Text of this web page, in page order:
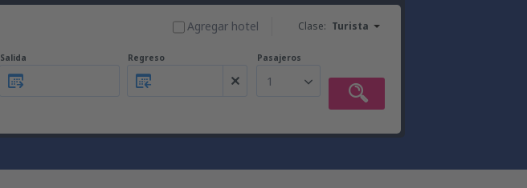
Clase: Turista
Agregar hotel
Salida Regreso Pasajeros
1